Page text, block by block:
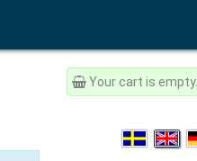
Your cart is empty.